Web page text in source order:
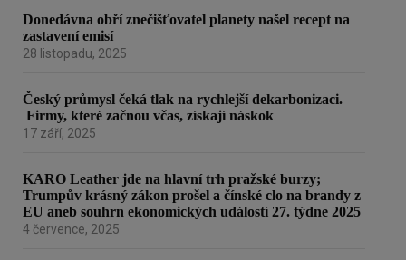
Donedávna obří znečišťovatel planety našel recept na
zastavení emisí
28 listopadu, 2025
Český průmysl čeká tlak na rychlejší dekarbonizaci.
Firmy, které začnou včas, získají náskok
17 září, 2025
KARO Leather jde na hlavní trh pražské burzy;
Trumpův krásný zákon prošel a čínské clo na brandy z
EU aneb souhrn ekonomických událostí 27. týdne 2025
4 července, 2025